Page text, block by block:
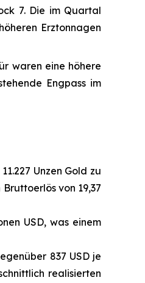
7. Die im Quartal
Erztonnagen
waren eine höhere
Engpass im
Unzen Gold zu
von 19,37
USD, was einem
837 USD je
realisierten